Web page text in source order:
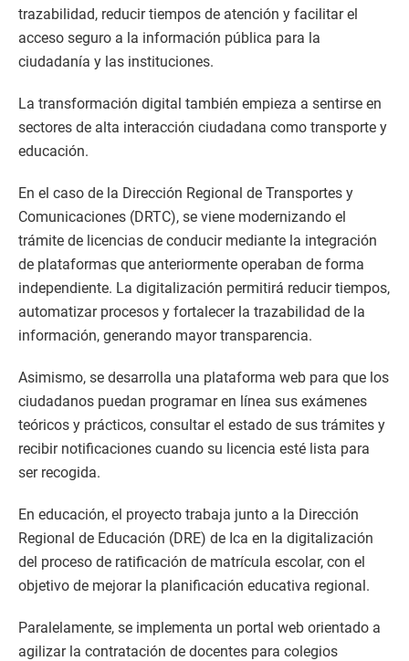
trazabilidad, reducir tiempos de atención y facilitar el
acceso seguro a la información pública para la
ciudadanía y las instituciones.
La transformación digital también empieza a sentirse en
sectores de alta interacción ciudadana como transporte y
educación.
En el caso de la Dirección Regional de Transportes y
Comunicaciones (DRTC), se viene modernizando el
trámite de licencias de conducir mediante la integración
de plataformas que anteriormente operaban de forma
independiente. La digitalización permitirá reducir tiempos,
automatizar procesos y fortalecer la trazabilidad de la
información, generando mayor transparencia.
Asimismo, se desarrolla una plataforma web para que los
ciudadanos puedan programar en línea sus exámenes
teóricos y prácticos, consultar el estado de sus trámites y
recibir notificaciones cuando su licencia esté lista para
ser recogida.
En educación, el proyecto trabaja junto a la Dirección
Regional de Educación (DRE) de Ica en la digitalización
del proceso de ratificación de matrícula escolar, con el
objetivo de mejorar la planificación educativa regional.
Paralelamente, se implementa un portal web orientado a
agilizar la contratación de docentes para colegios